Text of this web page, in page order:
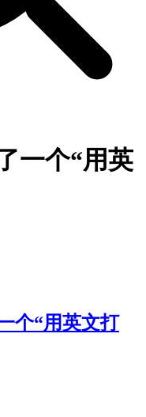
一个“用英
个“用英文打